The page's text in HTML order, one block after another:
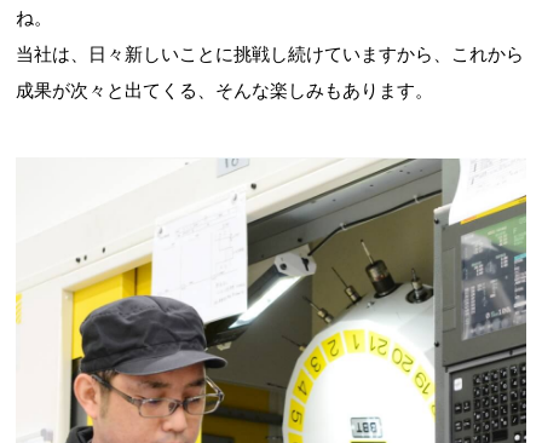
ね。
当社は、日々新しいことに挑戦し続けていますから、これから
成果が次々と出てくる、そんな楽しみもあります。